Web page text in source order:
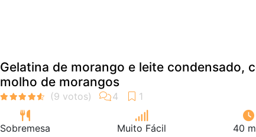
Gelatina de morango e leite condensado,
molho de morangos
Sobremesa Muito Fácil 40